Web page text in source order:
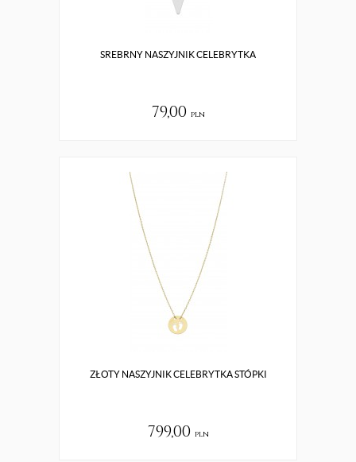
SREBRNY NASZYJNIK CELEBRYTKA
79,00 pln
ZŁOTY NASZYJNIK CELEBRYTKA STÓPKI
799,00 pln